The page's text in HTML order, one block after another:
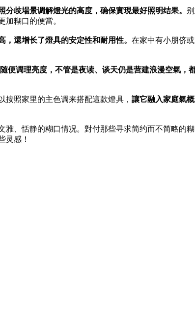
分歧場景调解燈光的高度，确保實現最好照明结果。
糊口的便當。
，還增长了燈具的安定性和耐用性。 在家中有小朋侪
便调理亮度，不管是夜读、谈天仍是营建浪漫空氣，
照家里的主色调来搭配這款燈具， 讓它融入家庭氣
、恬静的糊口情况。對付那些寻求简约而不简略的
灵感！